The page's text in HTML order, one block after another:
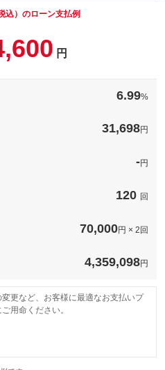
見積もり依頼（無料）
見積もり依頼（無料）
込）のローン支払例
円
6.99%
31,698円
-円
120 回
70,000円 × 2回
4,359,098円
更など、お客様に最適なお支払いプ
用命ください。